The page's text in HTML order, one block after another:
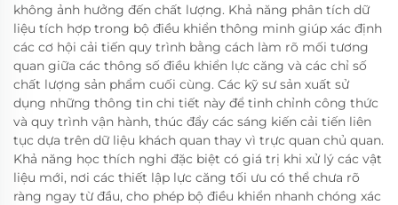
không ảnh hưởng đến chất lượng. Khả năng phân tích dữ
liệu tích hợp trong bộ điều khiển thông minh giúp xác định
các cơ hội cải tiến quy trình bằng cách làm rõ mối tương
quan giữa các thông số điều khiển lực căng và các chỉ số
chất lượng sản phẩm cuối cùng. Các kỹ sư sản xuất sử
dụng những thông tin chi tiết này để tinh chỉnh công thức
và quy trình vận hành, thúc đẩy các sáng kiến cải tiến liên
tục dựa trên dữ liệu khách quan thay vì trực quan chủ quan.
Khả năng học thích nghi đặc biệt có giá trị khi xử lý các vật
liệu mới, nơi các thiết lập lực căng tối ưu có thể chưa rõ
ràng ngay từ đầu, cho phép bộ điều khiển nhanh chóng xác